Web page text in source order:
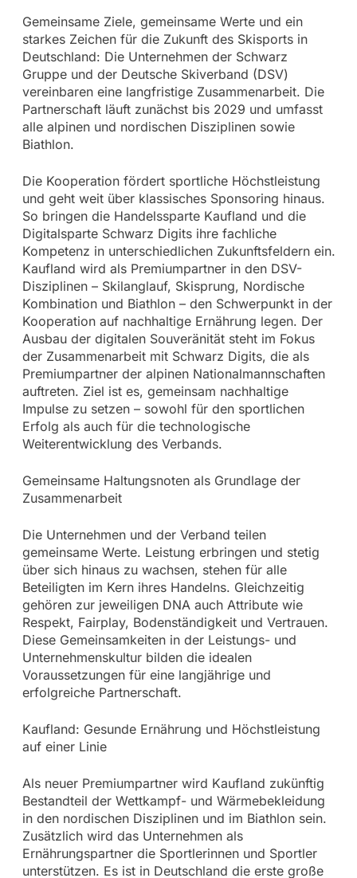
Gemeinsame Ziele, gemeinsame Werte und ein
starkes Zeichen für die Zukunft des Skisports in
Deutschland: Die Unternehmen der Schwarz
Gruppe und der Deutsche Skiverband (DSV)
vereinbaren eine langfristige Zusammenarbeit. Die
Partnerschaft läuft zunächst bis 2029 und umfasst
alle alpinen und nordischen Disziplinen sowie
Biathlon.
Die Kooperation fördert sportliche Höchstleistung
und geht weit über klassisches Sponsoring hinaus.
So bringen die Handelssparte Kaufland und die
Digitalsparte Schwarz Digits ihre fachliche
Kompetenz in unterschiedlichen Zukunftsfeldern ein.
Kaufland wird als Premiumpartner in den DSV-
Disziplinen – Skilanglauf, Skisprung, Nordische
Kombination und Biathlon – den Schwerpunkt in der
Kooperation auf nachhaltige Ernährung legen. Der
Ausbau der digitalen Souveränität steht im Fokus
der Zusammenarbeit mit Schwarz Digits, die als
Premiumpartner der alpinen Nationalmannschaften
auftreten. Ziel ist es, gemeinsam nachhaltige
Impulse zu setzen – sowohl für den sportlichen
Erfolg als auch für die technologische
Weiterentwicklung des Verbands.
Gemeinsame Haltungsnoten als Grundlage der
Zusammenarbeit
Die Unternehmen und der Verband teilen
gemeinsame Werte. Leistung erbringen und stetig
über sich hinaus zu wachsen, stehen für alle
Beteiligten im Kern ihres Handelns. Gleichzeitig
gehören zur jeweiligen DNA auch Attribute wie
Respekt, Fairplay, Bodenständigkeit und Vertrauen.
Diese Gemeinsamkeiten in der Leistungs- und
Unternehmenskultur bilden die idealen
Voraussetzungen für eine langjährige und
erfolgreiche Partnerschaft.
Kaufland: Gesunde Ernährung und Höchstleistung
auf einer Linie
Als neuer Premiumpartner wird Kaufland zukünftig
Bestandteil der Wettkampf- und Wärmebekleidung
in den nordischen Disziplinen und im Biathlon sein.
Zusätzlich wird das Unternehmen als
Ernährungspartner die Sportlerinnen und Sportler
unterstützen. Es ist in Deutschland die erste große